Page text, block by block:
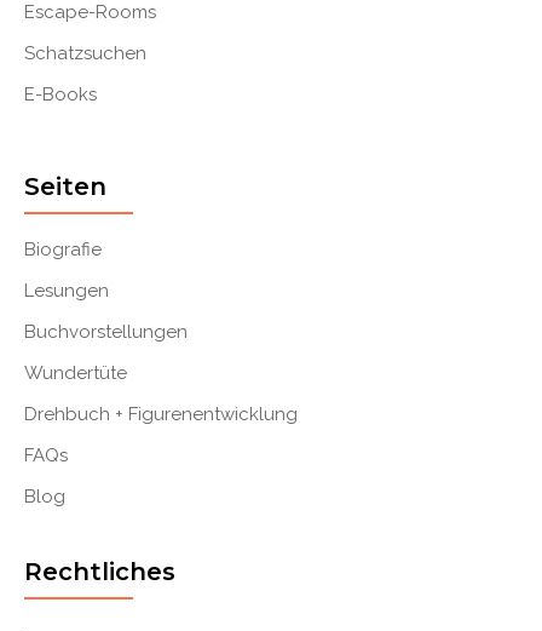
Escape-Rooms
Schatzsuchen
E-Books
Seiten
Biografie
Lesungen
Buchvorstellungen
Wundertüte
Drehbuch + Figurenentwicklung
FAQs
Blog
Rechtliches